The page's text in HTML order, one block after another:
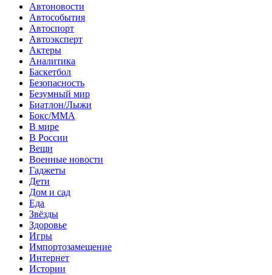
Автоновости
Автособытия
Автоспорт
Автоэксперт
Актеры
Аналитика
Баскетбол
Безопасность
Безумный мир
Биатлон/Лыжи
Бокс/MMA
В мире
В России
Вещи
Военные новости
Гаджеты
Дети
Дом и сад
Еда
Звёзды
Здоровье
Игры
Импортозамещение
Интернет
Истории